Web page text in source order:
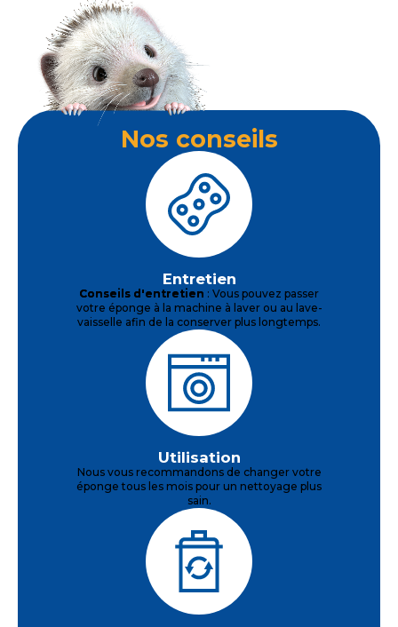
Nos conseils
Entretien
Conseils d'entretien : Vous pouvez passer
votre éponge à la machine à laver ou au lave-
vaisselle afin de la conserver plus longtemps.
Utilisation
Nous vous recommandons de changer votre
éponge tous les mois pour un nettoyage plus
sain.